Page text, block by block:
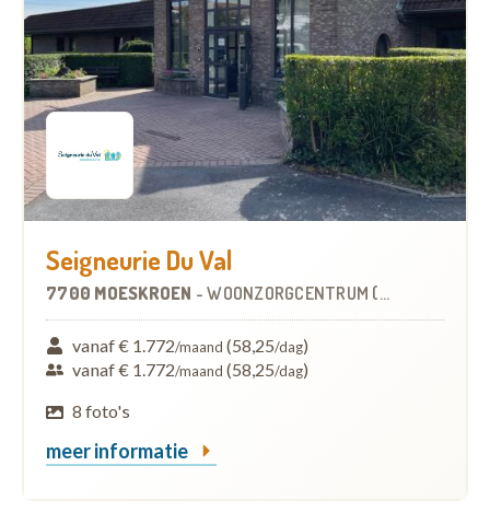
Seigneurie Du Val
7700 MOESKROEN -WOONZORGCENTRUM (WZC)
vanaf € 1.772/maand (58,25/dag)
vanaf € 1.772/maand (58,25/dag)
8 foto's
meer informatie